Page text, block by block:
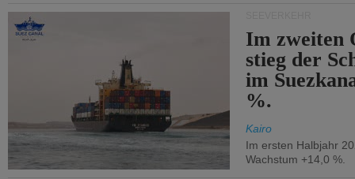
Im zweiten
stieg der
im
%.
Kairo
Im ersten Halbjahr
Wachstum +14,0 %.